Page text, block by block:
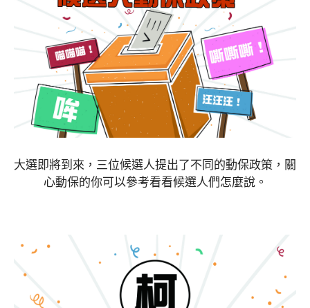
大選即將到來，三位候選人提出了不同的動保政策，關
心動保的你可以參考看看候選人們怎麼說。